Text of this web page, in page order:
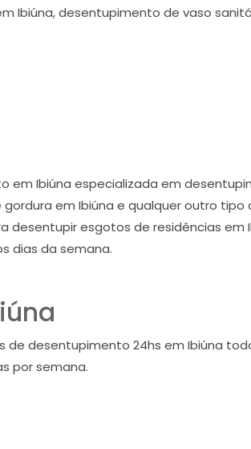
Ibiúna, desentupimento de vaso
em Ibiúna especializada em
gordura em Ibiúna e qualquer outro tipo
desentupir esgotos de residências em
dias da semana.
de desentupimento 24hs em Ibiúna
por semana.